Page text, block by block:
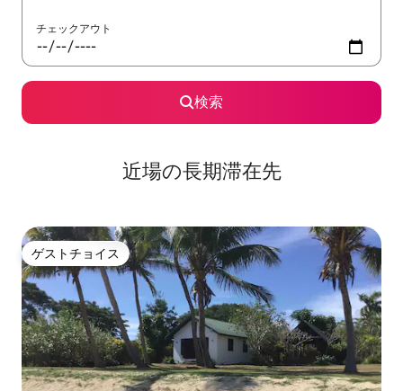
チェックアウト
検索
近場の長期滞在先
ゲストチョイス
ゲストチョイス